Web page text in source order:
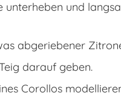
unterheben und
abgeriebener
darauf geben.
Corollos